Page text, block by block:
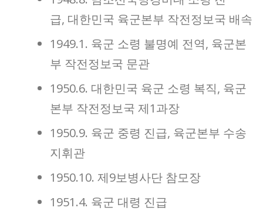
급, 대한민국 육군본부 작전정보국 배속
1949.1. 육군 소령 불명예 전역, 육군본
부 작전정보국 문관
1950.6. 대한민국 육군 소령 복직, 육군
본부 작전정보국 제1과장
1950.9. 육군 중령 진급, 육군본부 수송
지휘관
1950.10. 제9보병사단 참모장
1951.4. 육군 대령 진급